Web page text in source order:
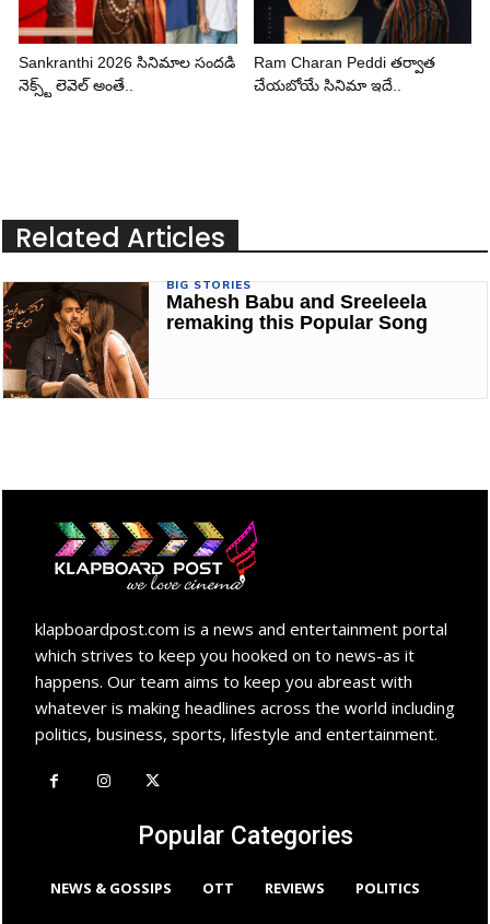
Sankranthi 2026 సినిమాల సందడి
నెక్స్ట్ లెవెల్ అంతే..
Ram Charan Peddi తర్వాత
చేయబోయే సినిమా ఇదే..
Related Articles
BIG STORIES
Mahesh Babu and Sreeleela
remaking this Popular Song
klapboardpost.com is a news and entertainment portal
which strives to keep you hooked on to news-as it
happens. Our team aims to keep you abreast with
whatever is making headlines across the world including
politics, business, sports, lifestyle and entertainment.
Popular Categories
NEWS & GOSSIPS OTT REVIEWS POLITICS